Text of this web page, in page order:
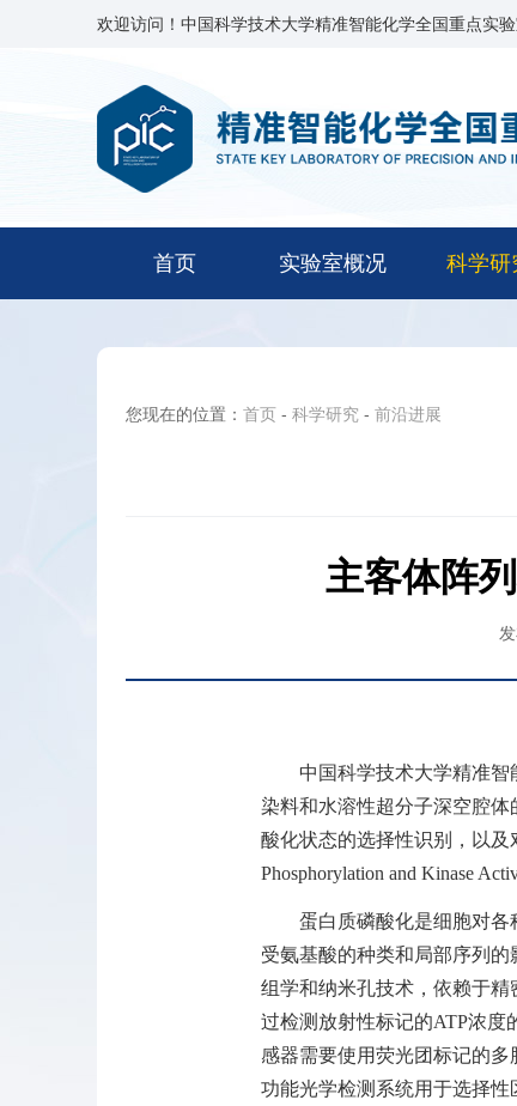
欢迎访问！中国科学技术大学精准智能化学全国重点实
首页 实验室概况 科学研
您现在的位置： 首页- 科学研究 - 前沿进展
主客体阵
中国科学技术大学精准
染料和水溶性超分子深空腔
酸化状态的选择性识别，以
Phosphorylation and Kinase
蛋白质磷酸化是细胞对
受氨基酸的种类和局部序列
组学和纳米孔技术，依赖于
过检测放射性标记的ATP浓度
感器需要使用荧光团标记的
功能光学检测系统用于选择性